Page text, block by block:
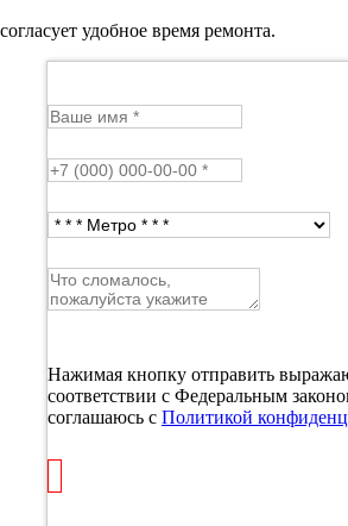
удобное время ремонта.
Нажимая кнопку отправить
соответствии с Федеральным
соглашаюсь с Политикой